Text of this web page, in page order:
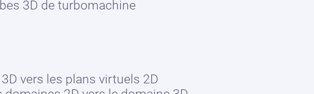
3D de turbomachine
vers les plans virtuels 2D